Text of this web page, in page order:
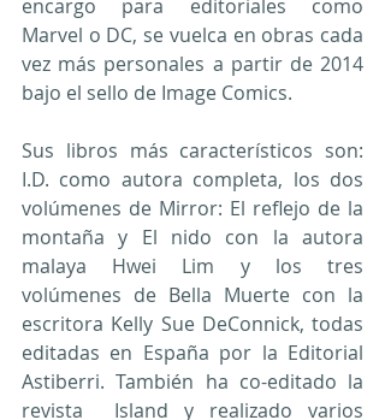
encargo para editoriales como
Marvel o DC, se vuelca en obras cada
vez más personales a partir de 2014
bajo el sello de Image Comics.
Sus libros más característicos son:
I.D. como autora completa, los dos
volúmenes de Mirror: El reflejo de la
montaña y El nido con la autora
malaya Hwei Lim y los tres
volúmenes de Bella Muerte con la
escritora Kelly Sue DeConnick, todas
editadas en España por la Editorial
Astiberri. También ha co-editado la
revista  Island y realizado varios